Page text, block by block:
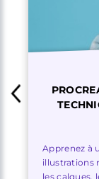
Apprenez à
illustrations
les calques,